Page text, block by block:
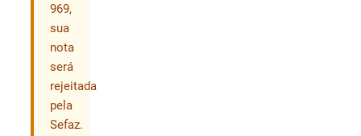
969,
sua
nota
será
rejeitada
pela
Sefaz.